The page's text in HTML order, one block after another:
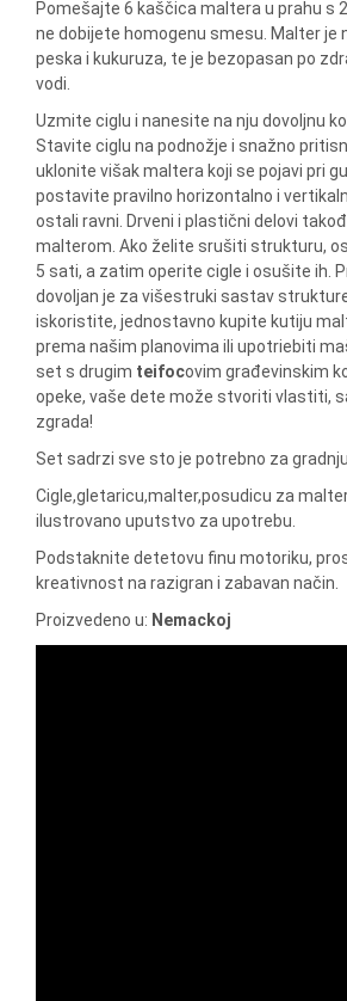
Pomešajte 6 kaščica maltera u prahu s
ne dobijete homogenu smesu. Malter je
peska i kukuruza, te je bezopasan po
vodi.
Uzmite ciglu i nanesite na nju dovoljnu
Stavite ciglu na podnožje i snažno
uklonite višak maltera koji se pojavi pri
postavite pravilno horizontalno i
ostali ravni. Drveni i plastični delovi
malterom. Ako želite srušiti strukturu,
5 sati, a zatim operite cigle i osušite ih.
dovoljan je za višestruki sastav
iskoristite, jednostavno kupite kutiju
prema našim planovima ili upotriebiti
set s drugim teifocovim građevinskim
opeke, vaše dete može stvoriti vlastiti,
zgrada!
Set sadrzi sve sto je potrebno za
Cigle,gletaricu,malter,posudicu za
ilustrovano uputstvo za upotrebu.
Podstaknite detetovu finu motoriku,
kreativnost na razigran i zabavan način.
Proizvedeno u: Nemackoj